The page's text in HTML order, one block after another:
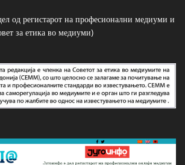
од регистарот на професионални медиуми и
за етика во медиуми)